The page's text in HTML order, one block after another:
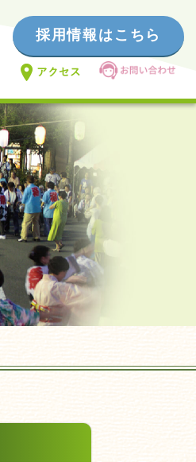
採用情報はこちら